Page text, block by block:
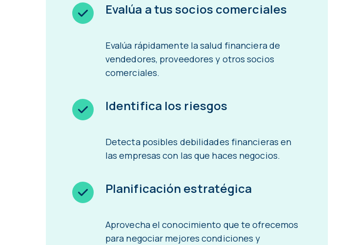
Evalúa a tus socios comerciales
Evalúa rápidamente la salud financiera de
vendedores, proveedores y otros socios
comerciales.
Identifica los riesgos
Detecta posibles debilidades financieras en
las empresas con las que haces negocios.
Planificación estratégica
Aprovecha el conocimiento que te ofrecemos
para negociar mejores condiciones y